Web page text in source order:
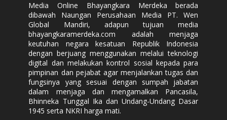
Media Online Bhayangkara Merdeka berada
dibawah Naungan Perusahaan Media PT. Wen
Global Mandiri, adapun tujuan media
bhayangkaramerdeka.com adalah menjaga
keutuhan negara kesatuan Republik Indonesia
dengan berjuang menggunakan melalui teknologi
digital dan melakukan kontrol sosial kepada para
pimpinan dan pejabat agar menjalankan tugas dan
fungsinya yang sesuai dengan sumpah jabatan
dalam menjaga dan mengamalkan Pancasila,
Bhinneka Tunggal Ika dan Undang-Undang Dasar
1945 serta NKRI harga mati.